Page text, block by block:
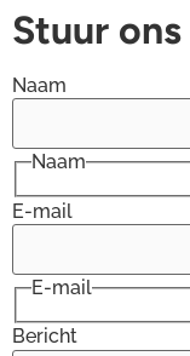
Stuur
Naam
Naam
E-mail
E-mail
Bericht